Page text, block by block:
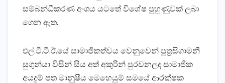
සම්බන්ධීකරණ අංශය යටතේ විශේෂ පුහුණුවක් ලබා
ගෙන ඇත.
එල්.ටී.ටී.ඊ.යේ සාමාජිකත්වය වෙනුවෙන් පුත්‍රසිගාමනී
සුගුන්යා විසින් සිය අත් අකුරින් පුරවනලද සාමාජික
අයදුම් පත මානුෂීය මෙහෙයුම් සමයේ ආරක්ෂක